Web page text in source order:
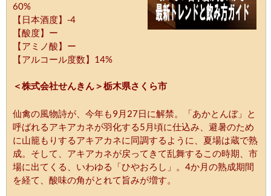
60%
【日本酒度】-4
【酸度】ー
【アミノ酸】ー
【アルコール度数】14%
＜株式会社せんきん＞栃木県さくら市
仙禽の風物詩が、今年も9月27日に解禁。「あかとんぼ」と
呼ばれるアキアカネが羽化する5月頃に仕込み、避暑のため
に山籠もりするアキアカネに同調するように、夏場は蔵で熟
成。そして、アキアカネが戻ってきて乱舞するこの時期、市
場に出てくる、いわゆる「ひやおろし」。4か月の熟成期間
を経て、酸味の角がとれて旨みが増す。